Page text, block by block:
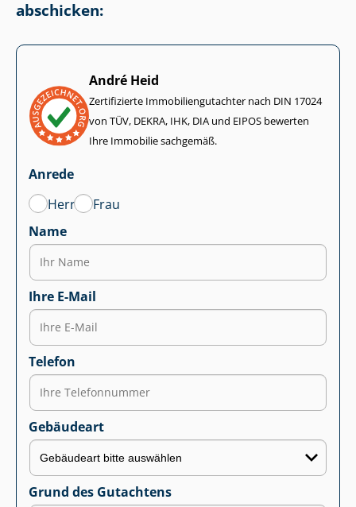
abschicken:
André Heid
Zertifizierte Im­mo­bi­li­en­gut­ach­ter nach DIN 17024
von TÜV, DEKRA, IHK, DIA und EIPOS bewerten
Ihre Immobilie sachgemäß.
Anrede
Herr
Frau
Name
Ihre E-Mail
Telefon
Gebäudeart
Grund des Gutachtens